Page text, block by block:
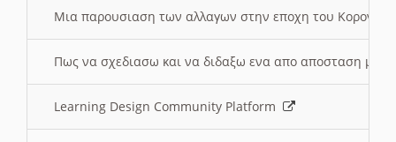
Μια παρουσιαση των αλλαγων στην εποχη του
Πως να σχεδιασω και να διδαξω ενα απο αποσταση
Learning Design Community Platform